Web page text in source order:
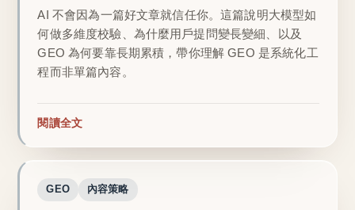
AI 不會因為一篇好文章就信任你。這篇說明大模型如
何做多維度校驗、為什麼用戶提問變長變細、以及
GEO 為何要靠長期累積，帶你理解 GEO 是系統化工
程而非單篇內容。
閱讀全文
GEO 內容策略